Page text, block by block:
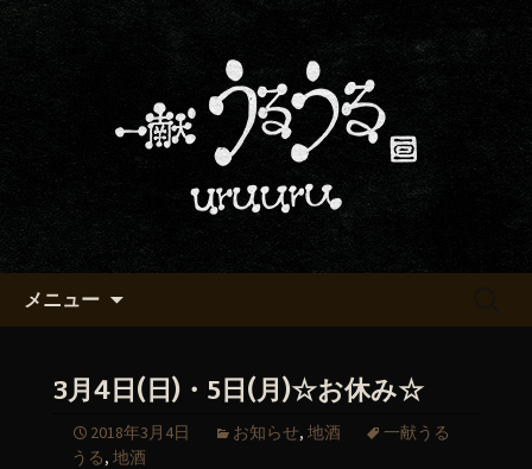
京都・五条でおいしい地酒が飲
める「一献うるうる」のブロ
京都・五条烏丸の町屋居酒屋「一献う
るうる」からのお知らせ
メニュー
3月4日(日)・5日(月)☆お休み☆
2018年3月4日 お知らせ, 地酒
一献うる
うる, 地酒